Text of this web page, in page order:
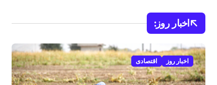
اخبار روز:
اخبار روز اقتصادی